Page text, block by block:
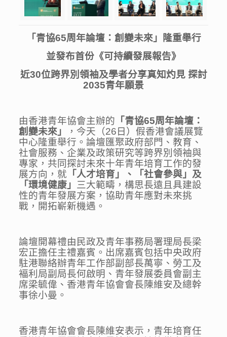
「青協65周年論壇：創變未來」隆重舉行
並發布首份《可持續發展報告》
近30位跨界別領袖及學者分享真知灼見 探討
2035青年願景
由香港青年協會主辦的 「青協65周年論壇：
創變未來」
，今天（26日）假香港會議展覽
中心隆重舉行。論壇匯聚政府部門、教育、
社會服務、企業及政策研究等跨界別領袖與
專家，共同探討未來十年青年培育工作的發
展方向，就 「人才培育」、「社會參與」及
「環境健康」 三大範疇，構思長遠且具建設
性的青年發展方案，協助青年應對未來挑
戰，開拓嶄新機遇。
論壇開幕禮由民政及青年事務局署理局長梁
宏正擔任主禮嘉賓。出席嘉賓包括中央政府
駐港聯絡辦青年工作部副部長萬寧、勞工及
褔利局副局長何啟明、青年發展委員會副主
席梁毓偉、香港青年協會會長陳維安及總幹
事徐小曼。
香港青年協會會長陳維安表示，青年培育任